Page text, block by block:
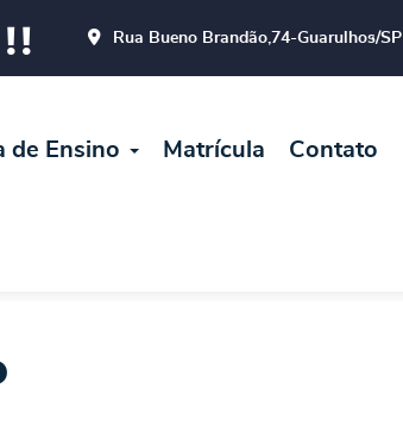
Rua Bueno Brandão,74-Guarulhos/SP
de Ensino Matrícula Contato